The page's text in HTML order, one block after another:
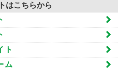
はこちらから
ト
ム